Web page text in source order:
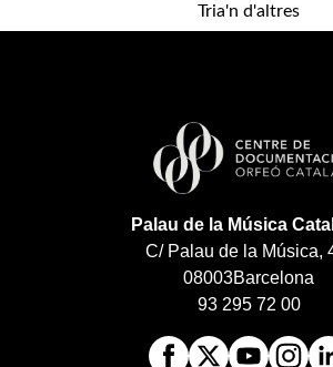
Tria'n d'altres
Palau de la Música
C/ Palau de la Música,
08003Barcelona
93 295 72 00